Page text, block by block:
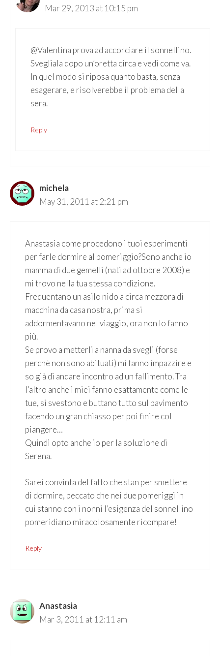
Mar 29, 2013 at 10:15 pm
@Valentina prova ad accorciare il sonnellino.
Svegliala dopo un’oretta circa e vedi come va.
In quel modo si riposa quanto basta, senza
esagerare, e risolverebbe il problema della
sera.
Reply
michela
May 31, 2011 at 2:21 pm
Anastasia come procedono i tuoi esperimenti
per farle dormire al pomeriggio?Sono anche io
mamma di due gemelli (nati ad ottobre 2008) e
mi trovo nella tua stessa condizione.
Frequentano un asilo nido a circa mezzora di
macchina da casa nostra, prima si
addormentavano nel viaggio, ora non lo fanno
più.
Se provo a metterli a nanna da svegli (forse
perchè non sono abituati) mi fanno impazzire e
so già di andare incontro ad un fallimento. Tra
l’altro anche i miei fanno esattamente come le
tue, si svestono e buttano tutto sul pavimento
facendo un gran chiasso per poi finire col
piangere…
Quindi opto anche io per la soluzione di
Serena.
Sarei convinta del fatto che stan per smettere
di dormire, peccato che nei due pomeriggi in
cui stanno con i nonni l’esigenza del sonnellino
pomeridiano miracolosamente ricompare!
Reply
Anastasia
Mar 3, 2011 at 12:11 am